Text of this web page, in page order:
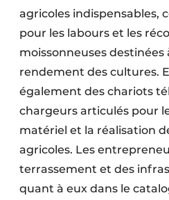
Protection solaire
Rénovation
Sécurité incendie
Software
Travaux ferroviaires
agricoles indispensables,
pour les labours et les
moissonneuses destinées
rendement des cultures.
également des chariots
chargeurs articulés pour
matériel et la réalisation
agricoles. Les
terrassement et des
quant à eux dans le